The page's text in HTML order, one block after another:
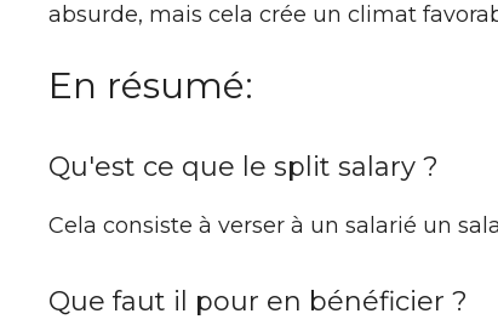
absurde, mais cela crée un climat
En résumé:
Qu'est ce que le split salary ?
Cela consiste à verser à un salarié un
Que faut il pour en bénéficier ?